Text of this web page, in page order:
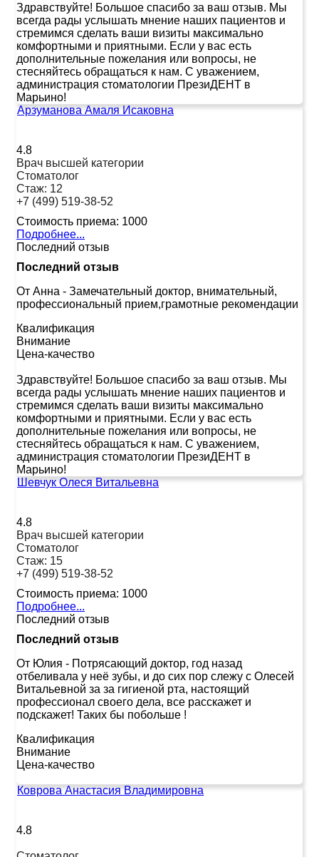
Здравствуйте! Большое спасибо за ваш отзыв. Мы
всегда рады услышать мнение наших пациентов и
стремимся сделать ваши визиты максимально
комфортными и приятными. Если у вас есть
дополнительные пожелания или вопросы, не
стесняйтесь обращаться к нам. С уважением,
администрация стоматологии ПрезиДЕНТ в
Марьино!
Арзуманова Амаля Исаковна
4.8
Врач высшей категории
Стоматолог
Стаж: 12
+7 (499) 519-38-52
Стоимость приема: 1000
Подробнее...
Последний отзыв
Последний отзыв
От Анна - Замечательный доктор, внимательный,
профессиональный прием,грамотные рекомендации
Квалификация
Внимание
Цена-качество
Здравствуйте! Большое спасибо за ваш отзыв. Мы
всегда рады услышать мнение наших пациентов и
стремимся сделать ваши визиты максимально
комфортными и приятными. Если у вас есть
дополнительные пожелания или вопросы, не
стесняйтесь обращаться к нам. С уважением,
администрация стоматологии ПрезиДЕНТ в
Марьино!
Шевчук Олеся Витальевна
4.8
Врач высшей категории
Стоматолог
Стаж: 15
+7 (499) 519-38-52
Стоимость приема: 1000
Подробнее...
Последний отзыв
Последний отзыв
От Юлия - Потрясающий доктор, год назад
отбеливала у неё зубы, и до сих пор слежу с Олесей
Витальевной за за гигиеной рта, настоящий
профессионал своего дела, все расскажет и
подскажет! Таких бы побольше !
Квалификация
Внимание
Цена-качество
Коврова Анастасия Владимировна
4.8